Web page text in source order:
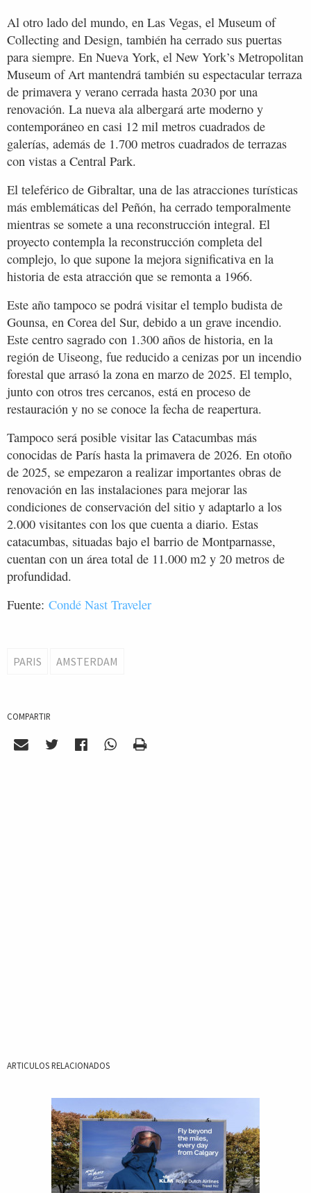
Al otro lado del mundo, en Las Vegas, el Museum of
Collecting and Design, también ha cerrado sus puertas
para siempre. En Nueva York, el New York’s Metropolitan
Museum of Art mantendrá también su espectacular terraza
de primavera y verano cerrada hasta 2030 por una
renovación. La nueva ala albergará arte moderno y
contemporáneo en casi 12 mil metros cuadrados de
galerías, además de 1.700 metros cuadrados de terrazas
con vistas a Central Park.
El teleférico de Gibraltar, una de las atracciones turísticas
más emblemáticas del Peñón, ha cerrado temporalmente
mientras se somete a una reconstrucción integral. El
proyecto contempla la reconstrucción completa del
complejo, lo que supone la mejora significativa en la
historia de esta atracción que se remonta a 1966.
Este año tampoco se podrá visitar el templo budista de
Gounsa, en Corea del Sur, debido a un grave incendio.
Este centro sagrado con 1.300 años de historia, en la
región de Uiseong, fue reducido a cenizas por un incendio
forestal que arrasó la zona en marzo de 2025. El templo,
junto con otros tres cercanos, está en proceso de
restauración y no se conoce la fecha de reapertura.
Tampoco será posible visitar las Catacumbas más
conocidas de París hasta la primavera de 2026. En otoño
de 2025, se empezaron a realizar importantes obras de
renovación en las instalaciones para mejorar las
condiciones de conservación del sitio y adaptarlo a los
2.000 visitantes con los que cuenta a diario. Estas
catacumbas, situadas bajo el barrio de Montparnasse,
cuentan con un área total de 11.000 m2 y 20 metros de
profundidad.
Fuente: Condé Nast Traveler
PARIS AMSTERDAM
COMPARTIR
ARTICULOS RELACIONADOS